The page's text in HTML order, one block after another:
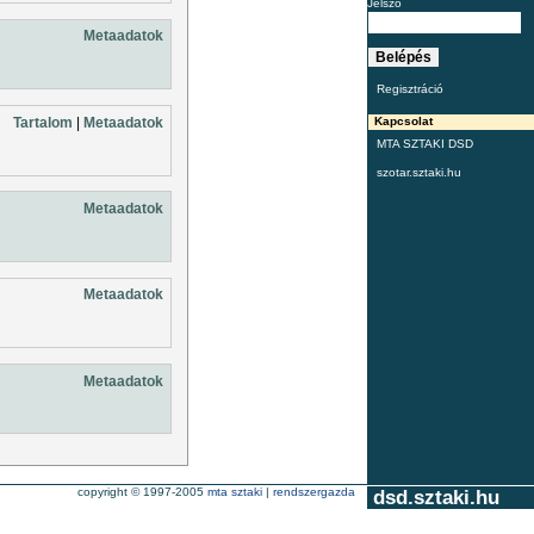
Jelszó
Regisztráció
Kapcsolat
MTA SZTAKI DSD
szotar.sztaki.hu
Metaadatok
Tartalom | Metaadatok
Metaadatok
Metaadatok
Metaadatok
dsd.sztaki.hu
copyright © 1997-2005 mta sztaki | rendszergazda